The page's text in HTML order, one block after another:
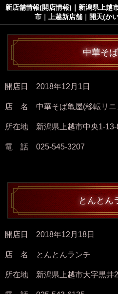
新店舗情報(開店情報)｜新潟県上越
市｜上越新店舗｜開天(か
中華そ
開店日 2018年12月1日
店 名 中華そば亀屋(移転リニ
所在地 新潟県上越市中央1-13-
電 話 025-545-3207
とんとん
開店日 2018年12月18日
店 名 とんとんランチ
所在地 新潟県上越市大字黒井